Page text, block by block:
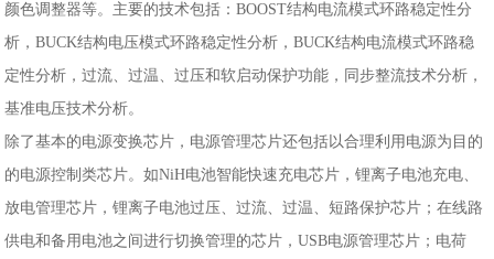
颜色调整器等。主要的技术包括：BOOST结构电流模式环路稳定性分
析，BUCK结构电压模式环路稳定性分析，BUCK结构电流模式环路稳
定性分析，过流、过温、过压和软启动保护功能，同步整流技术分析，
基准电压技术分析。
除了基本的电源变换芯片，电源管理芯片还包括以合理利用电源为目的
的电源控制类芯片。如NiH电池智能快速充电芯片，锂离子电池充电、
放电管理芯片，锂离子电池过压、过流、过温、短路保护芯片；在线路
供电和备用电池之间进行切换管理的芯片，USB电源管理芯片；电荷